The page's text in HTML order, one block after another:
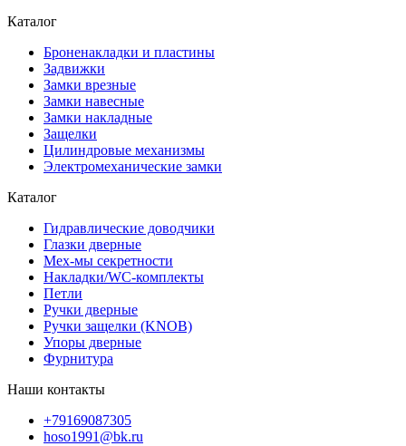
Каталог
Броненакладки и пластины
Задвижки
Замки врезные
Замки навесные
Замки накладные
Защелки
Цилиндровые механизмы
Электромеханические замки
Каталог
Гидравлические доводчики
Глазки дверные
Мех-мы секретности
Накладки/WC-комплекты
Петли
Ручки дверные
Ручки защелки (KNOB)
Упоры дверные
Фурнитура
Наши контакты
+79169087305
hoso1991@bk.ru